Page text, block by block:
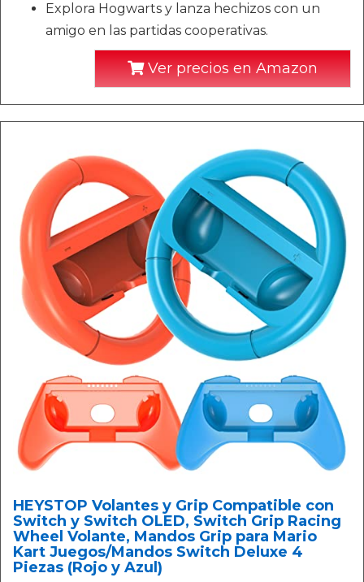
Explora Hogwarts y lanza hechizos con un
amigo en las partidas cooperativas.
Ver precios en Amazon
HEYSTOP Volantes y Grip Compatible con
Switch y Switch OLED, Switch Grip Racing
Wheel Volante, Mandos Grip para Mario
Kart Juegos/Mandos Switch Deluxe 4
Piezas (Rojo y Azul)